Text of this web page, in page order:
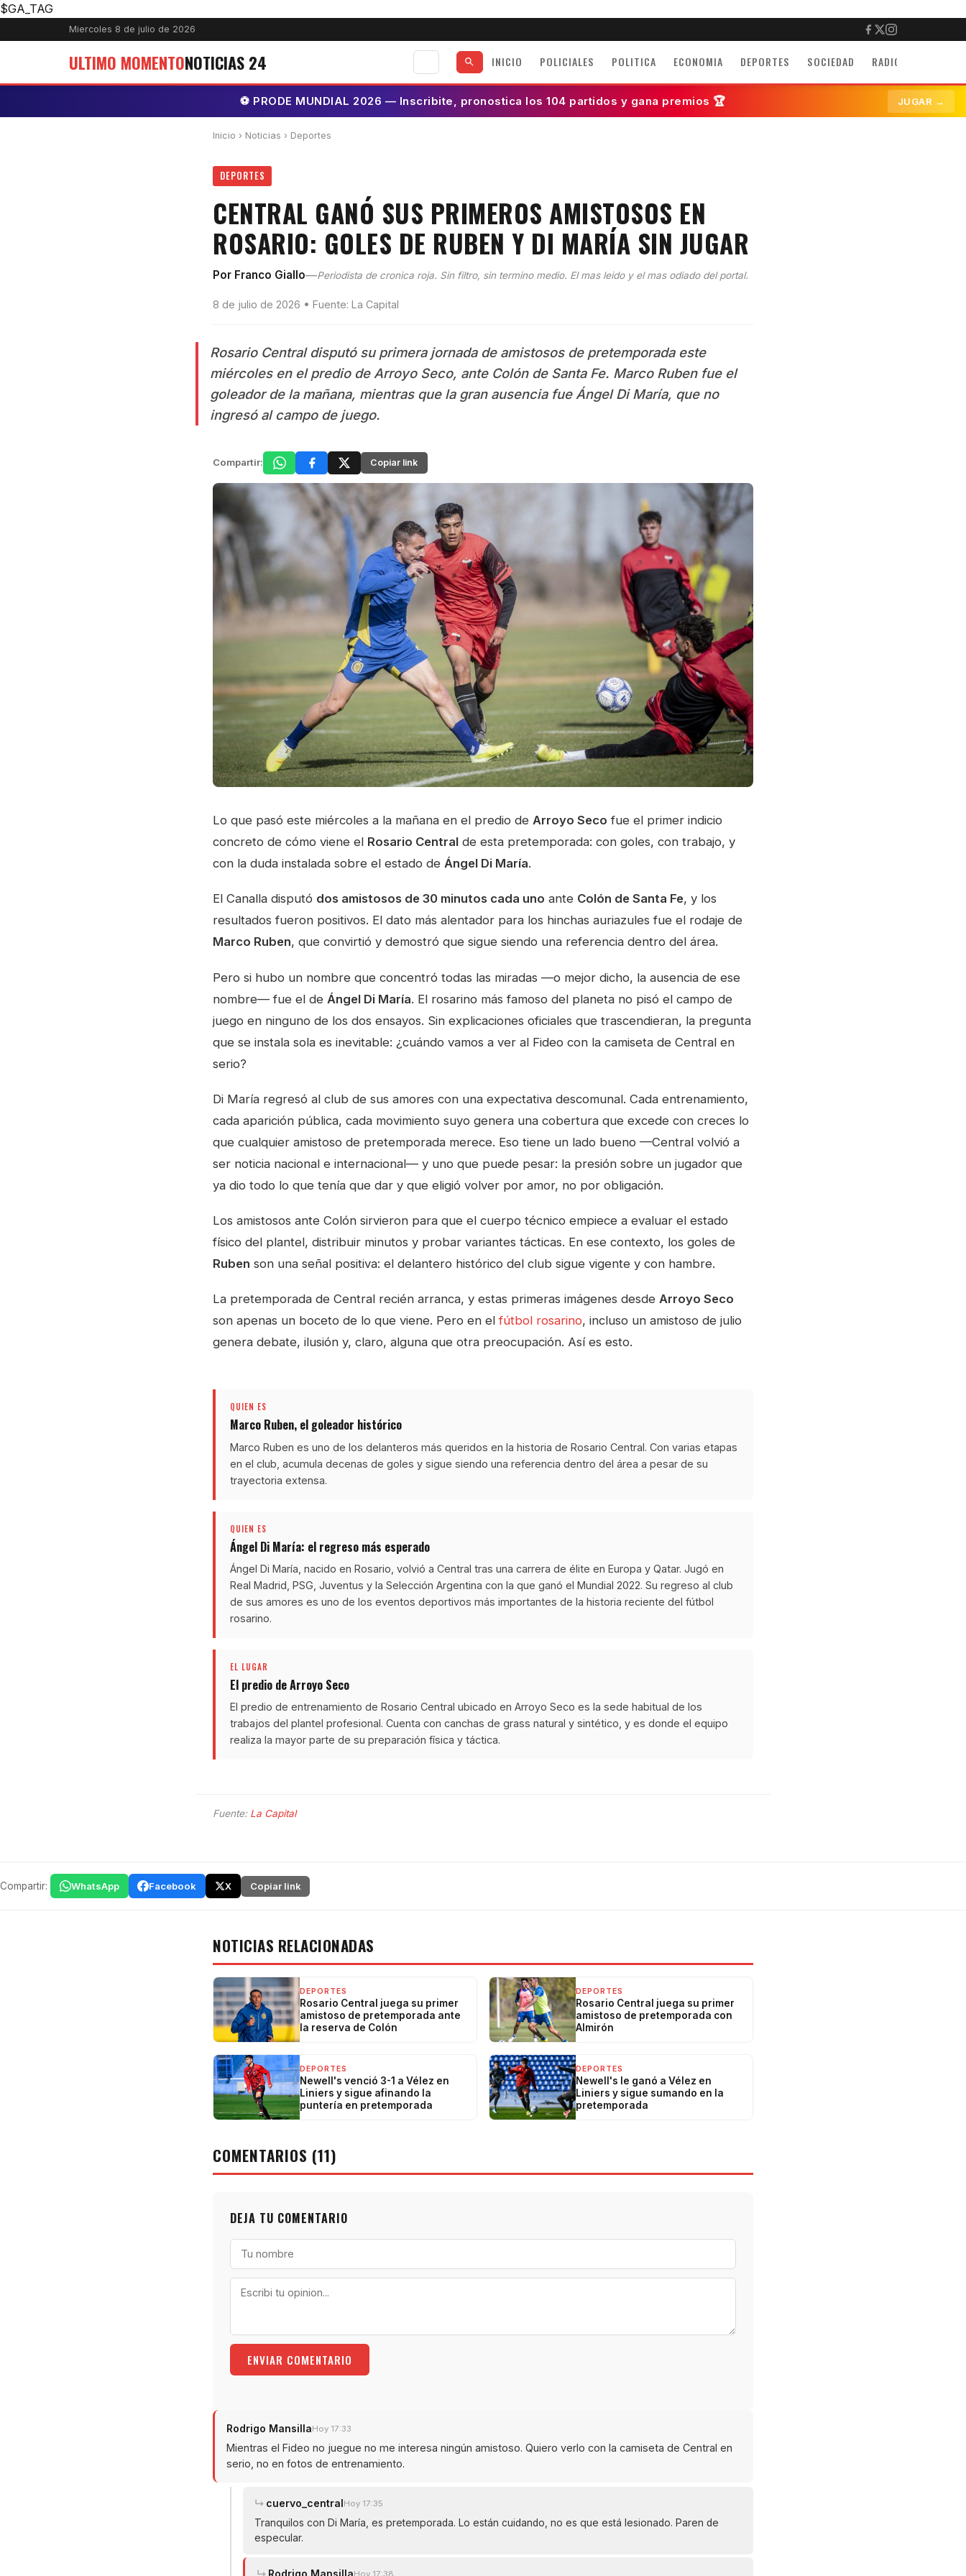
$GA_TAG
Miercoles 8 de julio de 2026
ULTIMO MOMENTONOTICIAS 24 INICIO POLICIALES POLITICA ECONOMIA DEPORTES SOCIEDAD RADIO
⚽ PRODE MUNDIAL 2026 — Inscribite, pronostica los 104 partidos y gana premios 🏆 JUGAR →
Inicio › Noticias › Deportes
DEPORTES
CENTRAL GANÓ SUS PRIMEROS AMISTOSOS EN
ROSARIO: GOLES DE RUBEN Y DI MARÍA SIN JUGAR
Por Franco Giallo—Periodista de cronica roja. Sin filtro, sin termino medio. El mas leido y el mas odiado del portal.
8 de julio de 2026 • Fuente: La Capital
Rosario Central disputó su primera jornada de amistosos de pretemporada este
miércoles en el predio de Arroyo Seco, ante Colón de Santa Fe. Marco Ruben fue el
goleador de la mañana, mientras que la gran ausencia fue Ángel Di María, que no
ingresó al campo de juego.
Compartir: Copiar link
Lo que pasó este miércoles a la mañana en el predio de Arroyo Seco fue el primer indicio
concreto de cómo viene el Rosario Central de esta pretemporada: con goles, con trabajo, y
con la duda instalada sobre el estado de Ángel Di María.
El Canalla disputó dos amistosos de 30 minutos cada uno ante Colón de Santa Fe, y los
resultados fueron positivos. El dato más alentador para los hinchas auriazules fue el rodaje de
Marco Ruben, que convirtió y demostró que sigue siendo una referencia dentro del área.
Pero si hubo un nombre que concentró todas las miradas —o mejor dicho, la ausencia de ese
nombre— fue el de Ángel Di María. El rosarino más famoso del planeta no pisó el campo de
juego en ninguno de los dos ensayos. Sin explicaciones oficiales que trascendieran, la pregunta
que se instala sola es inevitable: ¿cuándo vamos a ver al Fideo con la camiseta de Central en
serio?
Di María regresó al club de sus amores con una expectativa descomunal. Cada entrenamiento,
cada aparición pública, cada movimiento suyo genera una cobertura que excede con creces lo
que cualquier amistoso de pretemporada merece. Eso tiene un lado bueno —Central volvió a
ser noticia nacional e internacional— y uno que puede pesar: la presión sobre un jugador que
ya dio todo lo que tenía que dar y que eligió volver por amor, no por obligación.
Los amistosos ante Colón sirvieron para que el cuerpo técnico empiece a evaluar el estado
físico del plantel, distribuir minutos y probar variantes tácticas. En ese contexto, los goles de
Ruben son una señal positiva: el delantero histórico del club sigue vigente y con hambre.
La pretemporada de Central recién arranca, y estas primeras imágenes desde Arroyo Seco
son apenas un boceto de lo que viene. Pero en elfútbol rosarino, incluso un amistoso de julio
genera debate, ilusión y, claro, alguna que otra preocupación. Así es esto.
QUIEN ES
Marco Ruben, el goleador histórico
Marco Ruben es uno de los delanteros más queridos en la historia de Rosario Central. Con varias etapas
en el club, acumula decenas de goles y sigue siendo una referencia dentro del área a pesar de su
trayectoria extensa.
QUIEN ES
Ángel Di María: el regreso más esperado
Ángel Di María, nacido en Rosario, volvió a Central tras una carrera de élite en Europa y Qatar. Jugó en
Real Madrid, PSG, Juventus y la Selección Argentina con la que ganó el Mundial 2022. Su regreso al club
de sus amores es uno de los eventos deportivos más importantes de la historia reciente del fútbol
rosarino.
EL LUGAR
El predio de Arroyo Seco
El predio de entrenamiento de Rosario Central ubicado en Arroyo Seco es la sede habitual de los
trabajos del plantel profesional. Cuenta con canchas de grass natural y sintético, y es donde el equipo
realiza la mayor parte de su preparación física y táctica.
Fuente: La Capital
Compartir: WhatsApp Facebook X Copiar link
NOTICIAS RELACIONADAS
DEPORTES
Rosario Central juega su primer
amistoso de pretemporada ante
la reserva de Colón
DEPORTES
Rosario Central juega su primer
amistoso de pretemporada con
Almirón
DEPORTES
Newell's venció 3-1 a Vélez en
Liniers y sigue afinando la
puntería en pretemporada
DEPORTES
Newell's le ganó a Vélez en
Liniers y sigue sumando en la
pretemporada
COMENTARIOS (11)
DEJA TU COMENTARIO
ENVIAR COMENTARIO
Rodrigo MansillaHoy 17:33
Mientras el Fideo no juegue no me interesa ningún amistoso. Quiero verlo con la camiseta de Central en
serio, no en fotos de entrenamiento.
cuervo_centralHoy 17:35
Tranquilos con Di María, es pretemporada. Lo están cuidando, no es que está lesionado. Paren de
especular.